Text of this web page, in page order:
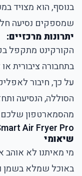
בנוסף, הוא מצויד
שמספקים נסיעה
יתרונות מרכזיים:
הקורקינט מתקפל
בתחבורה ציבורית
על כך, חיבור
הסוללה, הנסיעה
מהסמארטפון
Air Fryer Pro
שיאומי
מי מאיתנו לא אוהב
באוכל שמלא בשמן